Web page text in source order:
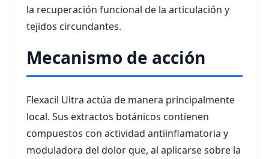
la recuperación funcional de la articulación y
tejidos circundantes.
Mecanismo de acción
Flexacil Ultra actúa de manera principalmente
local. Sus extractos botánicos contienen
compuestos con actividad antiinflamatoria y
moduladora del dolor que, al aplicarse sobre la